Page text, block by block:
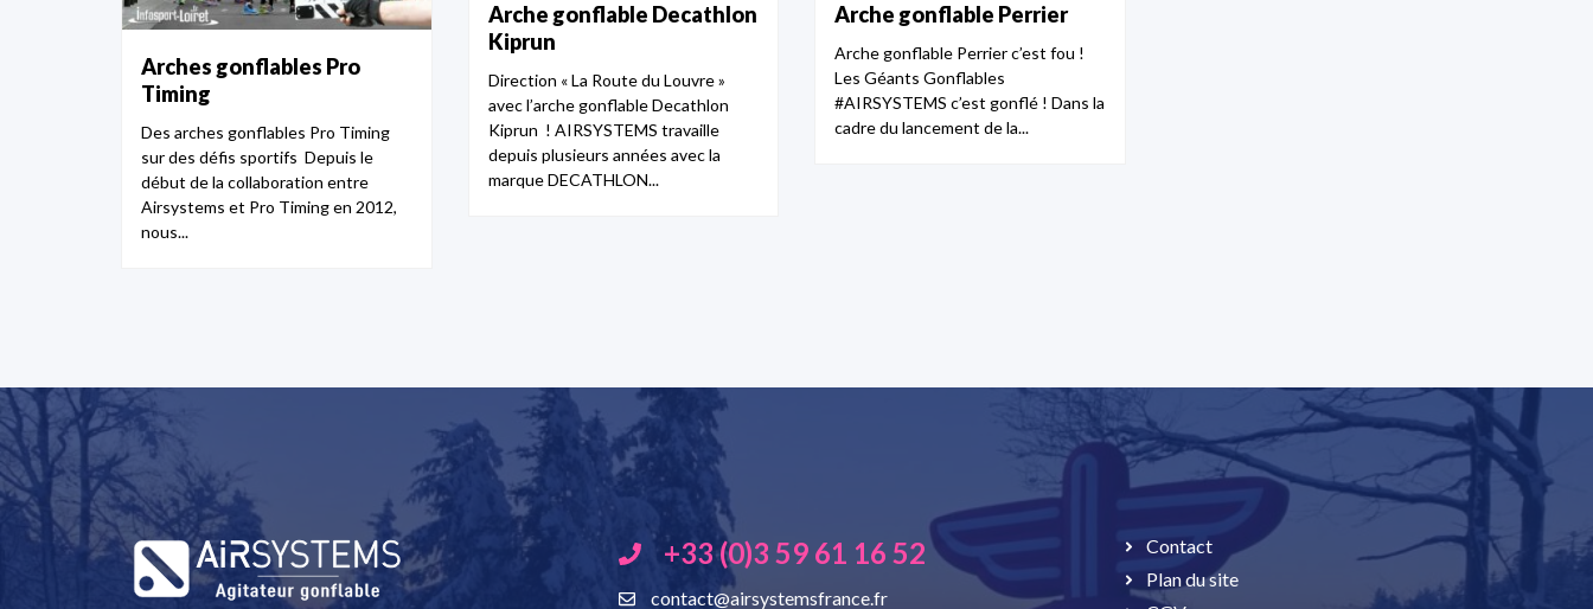
Arches gonflables Pro
Timing
Des arches gonflables Pro Timing
sur des défis sportifs Depuis le
début de la collaboration entre
Airsystems et Pro Timing en 2012,
nous...
Arche gonflable Decathlon
Kiprun
Direction « La Route du Louvre »
avec l’arche gonflable Decathlon
Kiprun ! AIRSYSTEMS travaille
depuis plusieurs années avec la
marque DECATHLON...
Arche gonflable Perrier
Arche gonflable Perrier c’est fou !
Les Géants Gonflables
#AIRSYSTEMS c’est gonflé ! Dans la
cadre du lancement de la...
+33 (0)3 59 61 16 52
contact@airsystemsfrance.fr
Contact
Plan du site